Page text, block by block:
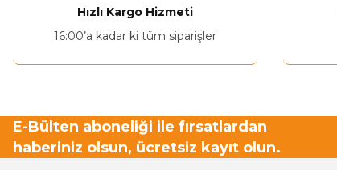
Hızlı Kargo Hizmeti
16:00’a kadar ki tüm siparişler
E-Bülten aboneliği ile fırsatlardan
haberiniz olsun, ücretsiz kayıt olun.